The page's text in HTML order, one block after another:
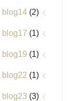
blog14 (2)
blog17 (1)
blog19 (1)
blog22 (1)
blog23 (3)